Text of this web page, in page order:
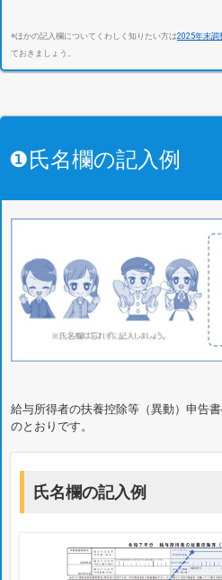
※ほかの記入欄についてくわしく知りたい方は2025年末調
ておきましょう。
❶氏名欄の記入例
給与所得者の扶養控除等（異動）申告
のとおりです。
氏名欄の記入例